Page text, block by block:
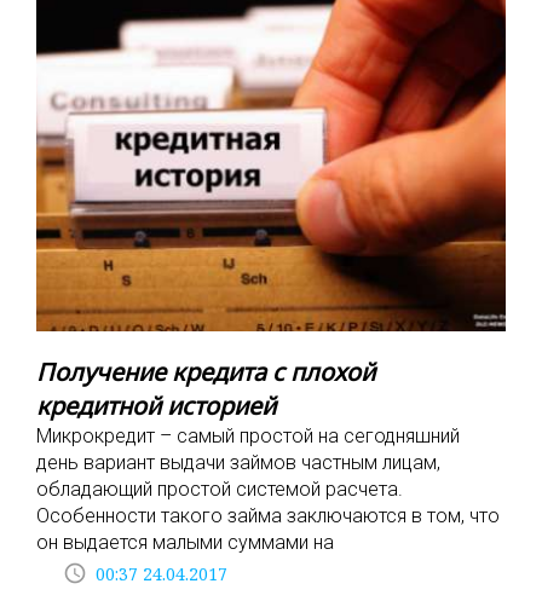
Получение кредита с плохой
кредитной историей
Микрокредит – самый простой на сегодняшний
день вариант выдачи займов частным лицам,
обладающий простой системой расчета.
Особенности такого займа заключаются в том, что
он выдается малыми суммами на
access_time 00:37 24.04.2017